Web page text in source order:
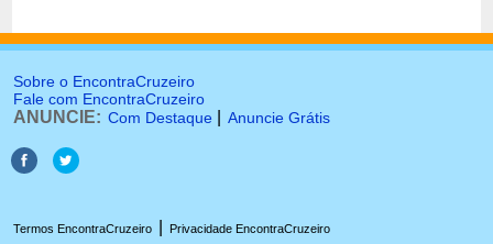
Sobre o EncontraCruzeiro
Fale com EncontraCruzeiro
ANUNCIE: Com Destaque Anuncie Grátis
Termos EncontraCruzeiro Privacidade EncontraCruzeiro